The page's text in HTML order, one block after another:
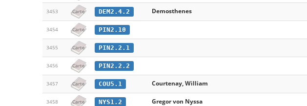
3453 Carte DEM2.4.2 Demosthenes
3454 Carte PIN2.10
3455 Carte PIN2.2.1
3456 Carte PIN2.2.2
3457 Carte COU5.1 Courtenay, William
3458 Carte NYS1.2 Gregor von Nyssa